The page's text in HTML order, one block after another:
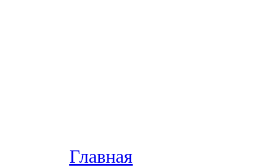
Главная